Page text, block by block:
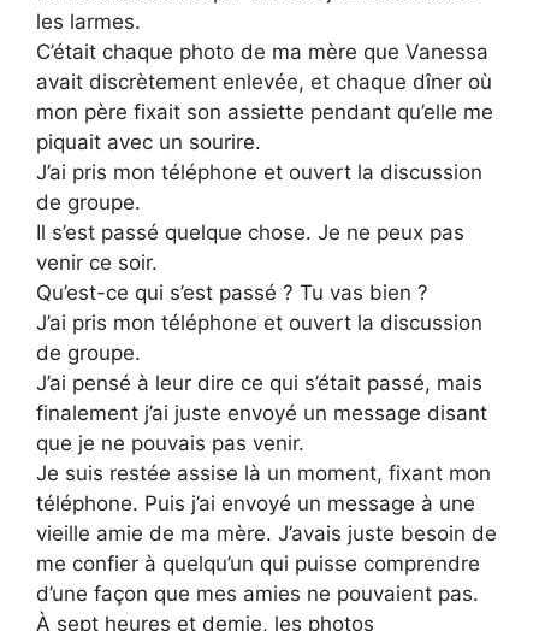
les larmes.
C’était chaque photo de ma mère que Vanessa
avait discrètement enlevée, et chaque dîner où
mon père fixait son assiette pendant qu’elle me
piquait avec un sourire.
J’ai pris mon téléphone et ouvert la discussion
de groupe.
Il s’est passé quelque chose. Je ne peux pas
venir ce soir.
Qu’est-ce qui s’est passé ? Tu vas bien ?
J’ai pris mon téléphone et ouvert la discussion
de groupe.
J’ai pensé à leur dire ce qui s’était passé, mais
finalement j’ai juste envoyé un message disant
que je ne pouvais pas venir.
Je suis restée assise là un moment, fixant mon
téléphone. Puis j’ai envoyé un message à une
vieille amie de ma mère. J’avais juste besoin de
me confier à quelqu’un qui puisse comprendre
d’une façon que mes amies ne pouvaient pas.
À sept heures et demie, les photos